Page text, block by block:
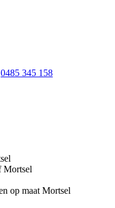
0485 345 158